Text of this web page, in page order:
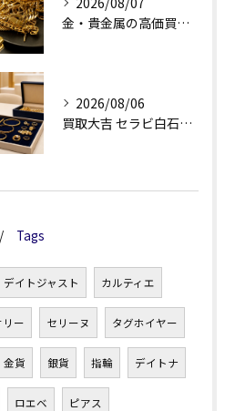
金・貴金属の高価買取へ、相場差と手数料を見る
2026/08/06
買取大吉 セラビ白石店の金・貴金属買取で迷わない強み
Tags
デイトジャスト カルティエ
リー セリーヌ タグホイヤー
金貨 銀貨 指輪 デイトナ
ロエベ ピアス